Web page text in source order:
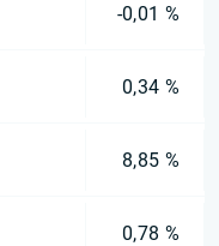
-0,01 %
0,34 %
8,85 %
0,78 %